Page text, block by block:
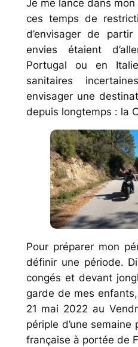
Je me lance dans mon
ces temps de
d’envisager de
envies étaient
Portugal ou en
sanitaires
envisager une
depuis longtemps : la
Pour préparer mon
définir une période.
congés et devant
garde de mes
21 mai 2022 au
périple d’une
française à portée de